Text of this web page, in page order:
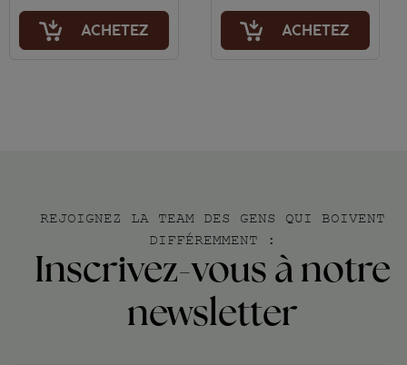
ACHETEZ ACHETEZ
REJOIGNEZ LA TEAM DES GENS QUI BOIVENT
DIFFÉREMMENT :
Inscrivez-vous à notre
newsletter